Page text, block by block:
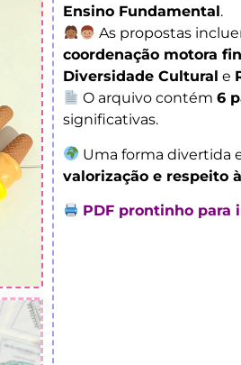
Ensino Fundamental.
As propostas
coordenação motora
Diversidade Cultural e
O arquivo contém6
significativas.
Uma forma divertida
valorização e respeito
PDF prontinho para